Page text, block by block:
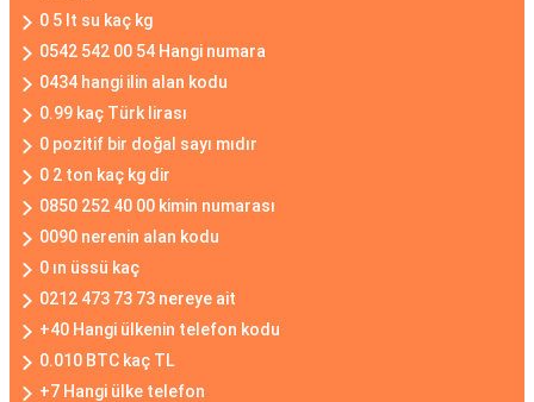
0 5 lt su kaç kg
0542 542 00 54 Hangi numara
0434 hangi ilin alan kodu
0.99 kaç Türk lirası
0 pozitif bir doğal sayı mıdır
0 2 ton kaç kg dir
0850 252 40 00 kimin numarası
0090 nerenin alan kodu
0 ın üssü kaç
0212 473 73 73 nereye ait
+40 Hangi ülkenin telefon kodu
0.010 BTC kaç TL
+7 Hangi ülke telefon